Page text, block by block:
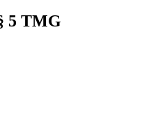
5 TMG